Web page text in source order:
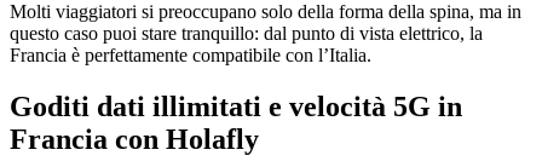
Molti viaggiatori si preoccupano solo della forma della spina, ma in
questo caso puoi stare tranquillo: dal punto di vista elettrico, la
Francia è perfettamente compatibile con l’Italia.
Goditi dati illimitati e velocità 5G in
Francia con Holafly